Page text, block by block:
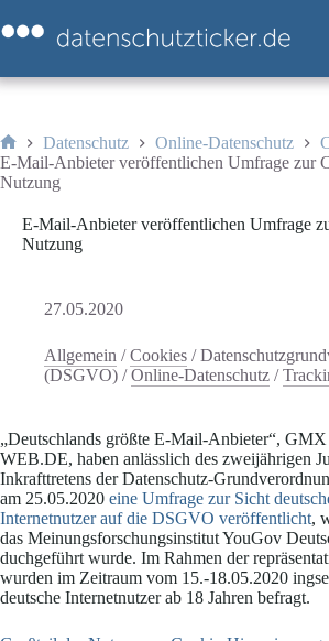
Inhalt
springen
Start
Datenschutz Online-Datenschutz
E-Mail-Anbieter veröffentlichen Umfrage zur
Nutzung
E-Mail-Anbieter veröffentlichen Umfrage
Nutzung
27.05.2020
Allgemein /Cookies /
(DSGVO) /Online-Datenschutz /
„Deutschlands größte E-Mail-Anbieter“, GMX
WEB.DE, haben anlässlich des zweijährigen
Inkrafttretens der Datenschutz-
am 25.05.2020 eine Umfrage zur Sicht
Internetnutzer auf die DSGVO veröffentlicht,
das Meinungsforschungsinstitut YouGov
duchgeführt wurde. Im Rahmen der
wurden im Zeitraum vom 15.-18.05.2020
deutsche Internetnutzer ab 18 Jahren befragt.